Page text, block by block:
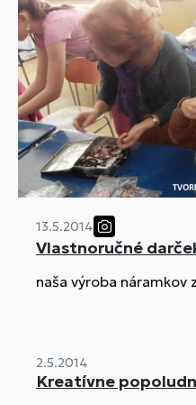
13.5.2014
Vlastnoručné
naša výroba náramkov
2.5.2014
Kreatívne